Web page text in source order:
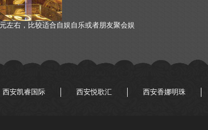
左右，比较适合自娱自乐或者朋友聚会娱
西安凯睿国际 西安悦歌汇
西安香娜明珠